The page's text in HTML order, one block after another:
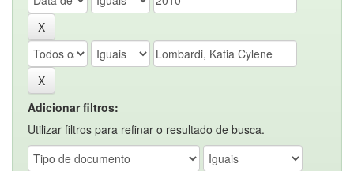
Adicionar filtros:
Utilizar filtros para refinar o resultado de busca.